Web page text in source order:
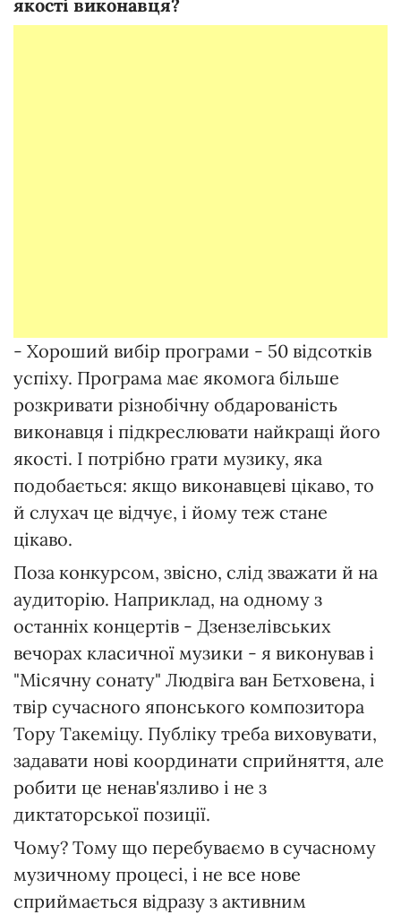
якості виконавця?
- Хороший вибір програми - 50 відсотків
успіху. Програма має якомога більше
розкривати різнобічну обдарованість
виконавця і підкреслювати найкращі його
якості. І потрібно грати музику, яка
подобається: якщо виконавцеві цікаво, то
й слухач це відчує, і йому теж стане
цікаво.
Поза конкурсом, звісно, слід зважати й на
аудиторію. Наприклад, на одному з
останніх концертів - Дзензелівських
вечорах класичної музики - я виконував і
"Місячну сонату" Людвіга ван Бетховена, і
твір сучасного японського композитора
Тору Такеміцу. Публіку треба виховувати,
задавати нові координати сприйняття, але
робити це ненав'язливо і не з
диктаторської позиції.
Чому? Тому що перебуваємо в сучасному
музичному процесі, і не все нове
сприймається відразу з активним